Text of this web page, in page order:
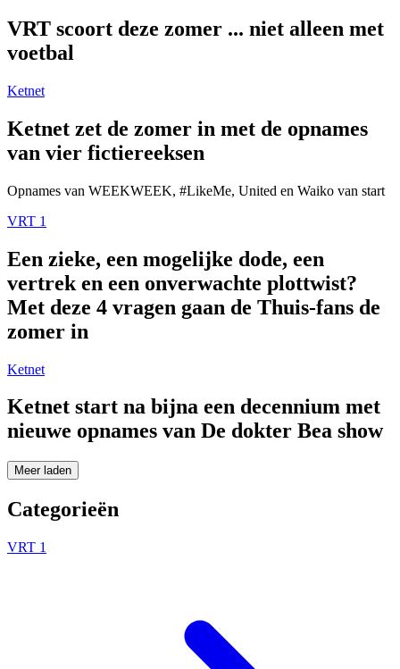
VRT scoort deze zomer ... niet alleen met
voetbal
Ketnet
Ketnet zet de zomer in met de opnames
van vier fictiereeksen
Opnames van WEEKWEEK, #LikeMe, United en Waiko van start
VRT 1
Een zieke, een mogelijke dode, een
vertrek en een onverwachte plottwist?
Met deze 4 vragen gaan de Thuis-fans de
zomer in
Ketnet
Ketnet start na bijna een decennium met
nieuwe opnames van De dokter Bea show
Meer laden
Categorieën
VRT 1